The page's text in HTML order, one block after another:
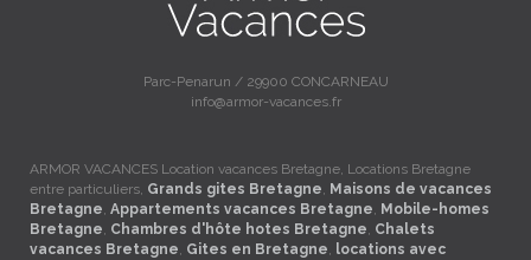
Parc-Penarun / 29900 CONCARNEAU
info@armor-vacances.fr
ARMOR VACANCES Location vacances Bretagne, Locations Bretagne
entre particuliers, Grands gites Bretagne, Maisons de vacances
Bretagne, Appartements vacances Bretagne, Mobile-homes
Bretagne, Chambres d'hôte hotes Bretagne, Chalets
vacances Bretagne, Gites en Bretagne, locations avec